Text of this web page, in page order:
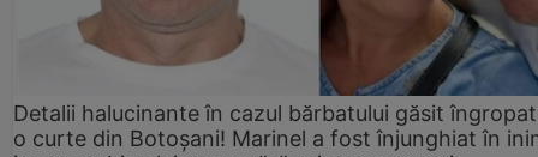
Detalii halucinante în cazul bărbatului găsit
o curte din Botoșani! Marinel a fost înjunghiat în